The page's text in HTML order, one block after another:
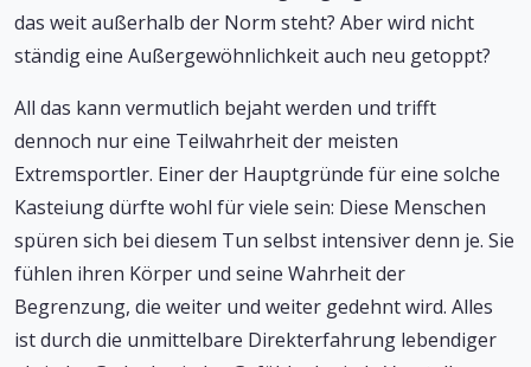
das weit außerhalb der Norm steht? Aber wird nicht
ständig eine Außergewöhnlichkeit auch neu getoppt?
All das kann vermutlich bejaht werden und trifft
dennoch nur eine Teilwahrheit der meisten
Extremsportler. Einer der Hauptgründe für eine solche
Kasteiung dürfte wohl für viele sein: Diese Menschen
spüren sich bei diesem Tun selbst intensiver denn je. Sie
fühlen ihren Körper und seine Wahrheit der
Begrenzung, die weiter und weiter gedehnt wird. Alles
ist durch die unmittelbare Direkterfahrung lebendiger